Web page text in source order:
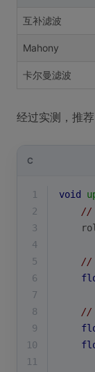
互补滤波
Mahony
卡尔曼滤波
经过实测，推
C
1 void
2
//
3
4
5
//
6
7
8
//
9
10
11